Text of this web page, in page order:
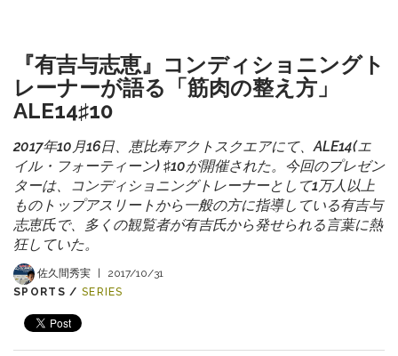
『有吉与志恵』コンディショニングト
レーナーが語る「筋肉の整え方」
ALE14♯10
2017年10月16日、恵比寿アクトスクエアにて、ALE14(エ
イル・フォーティーン) ♯10が開催された。今回のプレゼン
ターは、コンディショニングトレーナーとして1万人以上
ものトップアスリートから一般の方に指導している有吉与
志恵氏で、多くの観覧者が有吉氏から発せられる言葉に熱
狂していた。
佐久間秀実 |
2017/10/31
SPORTS / SERIES